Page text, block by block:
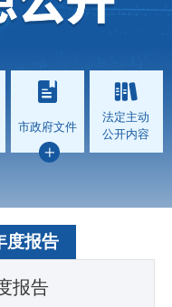
市政府文件
法定主动
公开内容
度报告
报告